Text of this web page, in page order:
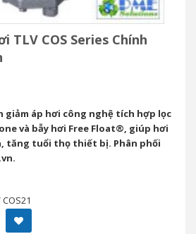
TLV COS Series Chính
giảm áp hơi công nghệ tích hợp lọc
và bẫy hơi Free Float®, giúp hơi
tăng tuổi thọ thiết bị. Phân phối